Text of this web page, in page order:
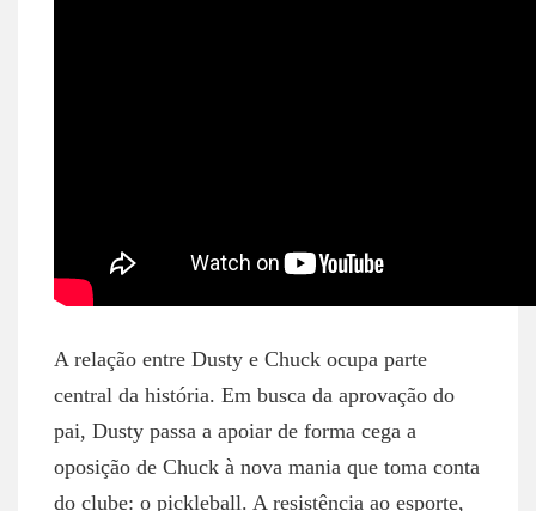
A relação entre Dusty e Chuck ocupa parte
central da história. Em busca da aprovação do
pai, Dusty passa a apoiar de forma cega a
oposição de Chuck à nova mania que toma conta
do clube: o pickleball. A resistência ao esporte,